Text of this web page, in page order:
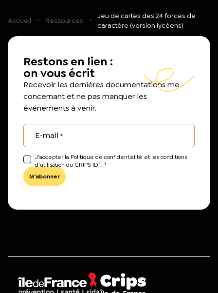
Accueil Ressources
Jeu de cartes des 24 forces de
caractère (version lycéens)
Restons en lien :
on vous écrit
Recevoir les dernières documentations me
concernant et ne pas manquer les
événements à venir.
E-mail *
J’accepter la Politique de confidentialité et les conditions
d'utilisation du CRIPS IDF. *